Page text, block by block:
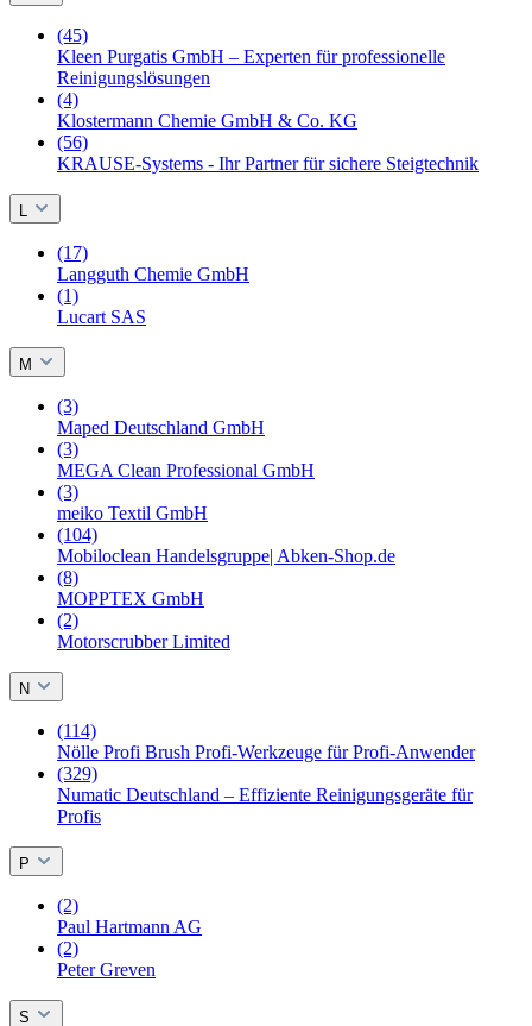
(45)
Kleen Purgatis GmbH – Experten für professionelle
Reinigungslösungen
(4)
Klostermann Chemie GmbH & Co. KG
(56)
KRAUSE-Systems - Ihr Partner für sichere Steigtechnik
(17)
Langguth Chemie GmbH
(1)
Lucart SAS
M
(3)
Maped Deutschland GmbH
(3)
MEGA Clean Professional GmbH
(3)
meiko Textil GmbH
(104)
Mobiloclean Handelsgruppe| Abken-Shop.de
(8)
MOPPTEX GmbH
(2)
Motorscrubber Limited
N
(114)
Nölle Profi Brush Profi-Werkzeuge für Profi-Anwender
(329)
Numatic Deutschland – Effiziente Reinigungsgeräte für
Profis
P
(2)
Paul Hartmann AG
(2)
Peter Greven
S